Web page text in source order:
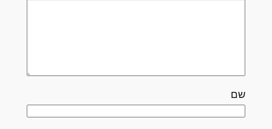
שם